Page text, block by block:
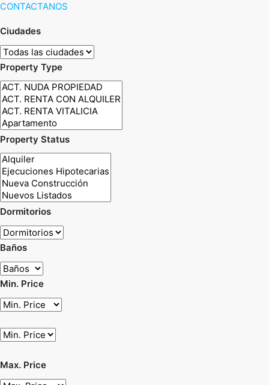
CONTACTANOS
Ciudades
Property Type
Property Status
Dormitorios
Baños
Min. Price
Max. Price